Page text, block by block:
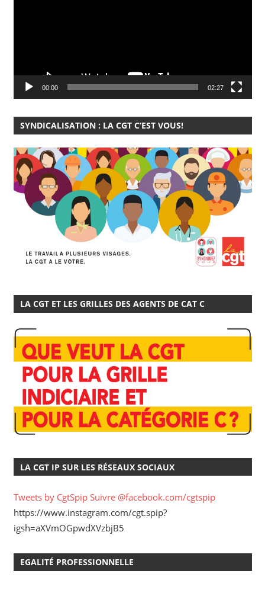
00:00 02:27
SYNDICALISATION : LA CGT C’EST VOUS!
LA CGT ET LES GRILLES DES AGENTS DE CAT C
LA CGT IP SUR LES RÉSEAUX SOCIAUX
Tweets by CgtSpip Suivre @facebook.com/cgtspip
https://www.instagram.com/cgt.spip?
igsh=aXVmOGpwdXVzbjB5
EGALITÉ PROFESSIONNELLE